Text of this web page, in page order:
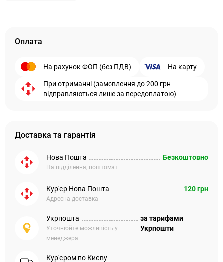
Оплата
На рахунок ФОП (без ПДВ) На карту
При отриманні (замовлення до 200 грн
відправляються лише за передоплатою)
Доставка та гарантія
Нова Пошта
На відділення, поштомат
Безкоштовно
Кур'єр Нова Пошта
Адресна доставка
120 грн
Укрпошта
Уточнюйте можливість у
менеджера
за тарифами
Укрпошти
Кур'єром по Києву